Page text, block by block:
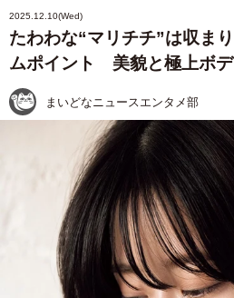
2025.12.10(Wed)
たわわな“マリチチ”は収ま
ムポイント 美貌と極上ボ
まいどなニュースエンタメ部